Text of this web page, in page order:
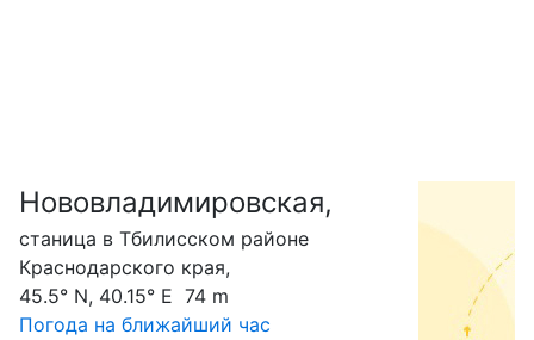
Нововладимировская,
станица в Тбилисском районе
Краснодарского края,
45.5° N, 40.15° E 74 m
Погода на ближайший час